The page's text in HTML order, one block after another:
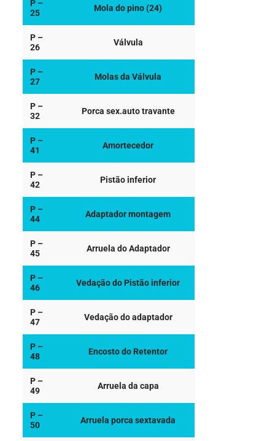
P –
25
Mola do pino (24)
P –
26
Válvula
P –
27
Molas da Válvula
P –
32
Porca sex.auto travante
P –
41
Amortecedor
P –
42
Pistão inferior
P –
44
Adaptador montagem
P –
45
Arruela do Adaptador
P –
46
Vedação do Pistão inferior
P –
47
Vedação do adaptador
P –
48
Encosto do Retentor
P –
49
Arruela da capa
P –
50
Arruela porca sextavada